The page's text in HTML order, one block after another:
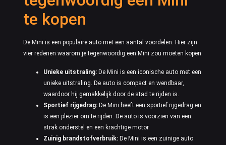
te kopen
De Mini is een populaire auto met een aantal voordelen. Hier zijn
vier redenen waarom je tegenwoordig een Mini zou moeten kopen:
Unieke uitstraling:De Mini is een iconische auto met een
unieke uitstraling. De auto is compact en wendbaar,
waardoor hij gemakkelijk door de stad te rijden is.
Sportief rijgedrag:De Mini heeft een sportief rijgedrag en
is een plezier om te rijden. De auto is voorzien van een
strak onderstel en een krachtige motor.
Zuinig brandstofverbruik:De Mini is een zuinige auto